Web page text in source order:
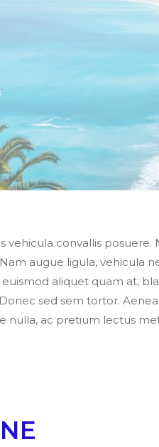
convallis
augue ligula, vehicula
aliquet quam at,
sed sem tortor.
nulla, ac pretium lectus